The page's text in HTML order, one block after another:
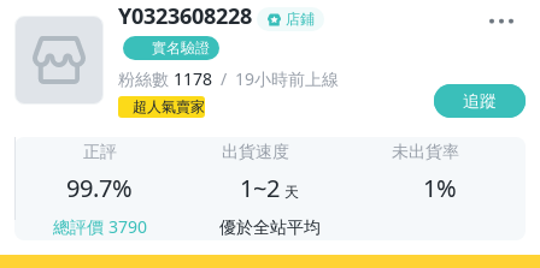
Y0323608228
店鋪
實名驗證
粉絲數 1178 19小時前上線
超人氣賣家 追蹤
正評
99.7%
總評價 3790
出貨速度
1~2 天
優於全站平均
未出貨率
1%